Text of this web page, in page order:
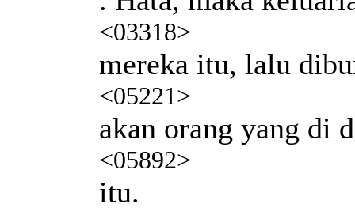
<03318>
mereka itu, lalu
<05221>
akan orang yang di
<05892>
itu.